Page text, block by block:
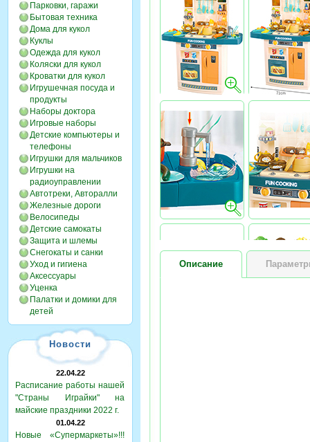
Парковки, гаражи
Бытовая техника
Дома для кукол
Куклы
Одежда для кукол
Коляски для кукол
Кроватки для кукол
Игрушечная посуда и
продукты
Наборы доктора
Игровые наборы
Детские компьютеры и
телефоны
Игрушки для мальчиков
Игрушки на
радиоуправлении
Автотреки, Авторалли
Железные дороги
Велосипеды
Детские самокаты
Защита и шлемы
Снегокаты и санки
Уход и гигиена
Аксессуары
Уценка
Палатки и домики для
детей
Новости
22.04.22
Расписание работы нашей
"Страны Играйки" на
майские праздники 2022 г.
01.04.22
Новые «Супермаркеты»!!!
Описание